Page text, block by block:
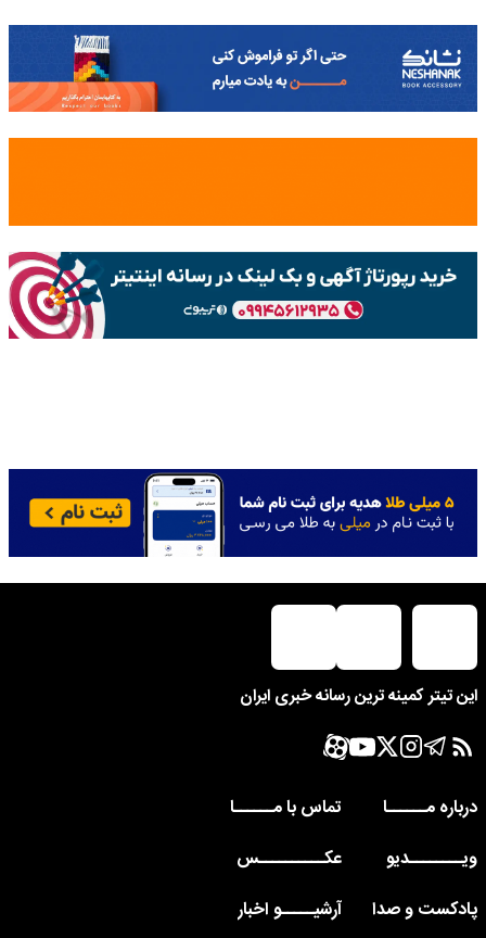
این تیتر کمینه ترین رسانه خبری ایران
درباره مــــــا
تماس با مــــــا
ویــــــــدیو
عکــــــــــس
پادکست و صدا
آرشیـــــو اخبار